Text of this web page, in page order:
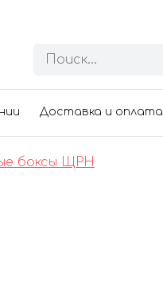
Доставка и оплата
боксы ЩРН